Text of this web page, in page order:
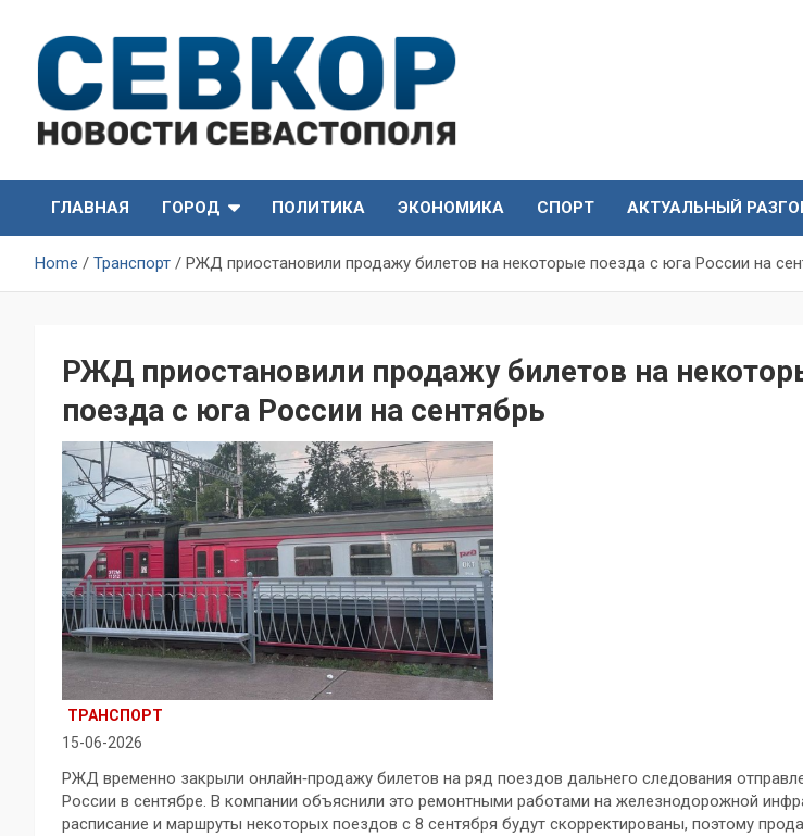
content
СевКор — Новости
Севастополя
Севастополя
ГЛАВНАЯ
ГОРОД ПОЛИТИКА ЭКОНОМИКА СПОРТ АКТУАЛЬНЫЙ
Home Транспорт РЖД приостановили продажу билетов на некоторые поезда с юга России на
РЖД приостановили продажу билетов на
поезда с юга России на сентябрь
ТРАНСПОРТ
15-06-2026
РЖД временно закрыли онлайн‑продажу билетов на ряд поездов дальнего следования
России в сентябре. В компании объяснили это ремонтными работами на железнодорожной
расписание и маршруты некоторых поездов с 8 сентября будут скорректированы, поэтому